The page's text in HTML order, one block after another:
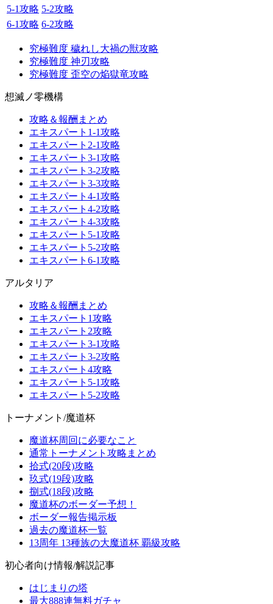
5-1攻略 5-2攻略
6-1攻略 6-2攻略
究極難度 穢れし大禍の獣攻略
究極難度 神刃攻略
究極難度 歪空の焔獄竜攻略
想滅ノ零機構
攻略＆報酬まとめ
エキスパート1-1攻略
エキスパート2-1攻略
エキスパート3-1攻略
エキスパート3-2攻略
エキスパート3-3攻略
エキスパート4-1攻略
エキスパート4-2攻略
エキスパート4-3攻略
エキスパート5-1攻略
エキスパート5-2攻略
エキスパート6-1攻略
アルタリア
攻略＆報酬まとめ
エキスパート1攻略
エキスパート2攻略
エキスパート3-1攻略
エキスパート3-2攻略
エキスパート4攻略
エキスパート5-1攻略
エキスパート5-2攻略
トーナメント/魔道杯
魔道杯周回に必要なこと
通常トーナメント攻略まとめ
拾式(20段)攻略
玖式(19段)攻略
捌式(18段)攻略
魔道杯のボーダー予想！
ボーダー報告掲示板
過去の魔道杯一覧
13周年 13種族の大魔道杯 覇級攻略
初心者向け情報/解説記事
はじまりの塔
最大888連無料ガチャ